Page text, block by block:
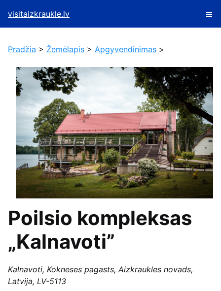
visitaizkraukle.lv
Pradžia > Žemėlapis > Apgyvendinimas >
Poilsio kompleksas
„Kalnavoti”
Kalnavoti, Kokneses pagasts, Aizkraukles novads,
Latvija, LV-5113